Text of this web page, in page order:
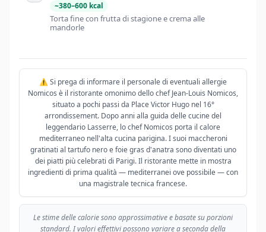
~380–600 kcal
Torta fine con frutta di stagione e crema alle
mandorle
⚠️ Si prega di informare il personale di eventuali allergie
Nomicos è il ristorante omonimo dello chef Jean-Louis Nomicos,
situato a pochi passi da Place Victor Hugo nel 16°
arrondissement. Dopo anni alla guida delle cucine del
leggendario Lasserre, lo chef Nomicos porta il calore
mediterraneo nell'alta cucina parigina. I suoi maccheroni
gratinati al tartufo nero e foie gras d'anatra sono diventati uno
dei piatti più celebrati di Parigi. Il ristorante mette in mostra
ingredienti di prima qualità — mediterranei ove possibile — con
una magistrale tecnica francese.
Le stime delle calorie sono approssimative e basate su porzioni
standard. I valori effettivi possono variare a seconda della